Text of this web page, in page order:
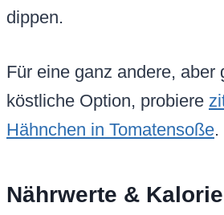
dippen.
Für eine ganz andere, aber
köstliche Option, probiere
Hähnchen in Tomatensoße.
Nährwerte &